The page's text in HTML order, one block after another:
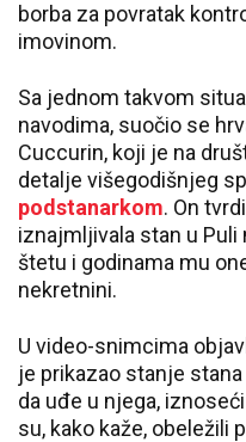
borba za povratak
imovinom.
Sa jednom takvom
navodima, suočio se
Cuccurin, koji je na
detalje višegodišnjeg
podstanarkom. On
iznajmljivala stan u Puli
štetu i godinama mu
nekretnini.
U video-snimcima
je prikazao stanje
da uđe u njega,
su, kako kaže, obeležili